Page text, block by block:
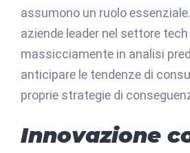
assumono un ruolo
aziende leader nel settore
massicciamente in analisi
anticipare le tendenze di
proprie strategie di
Innovazione